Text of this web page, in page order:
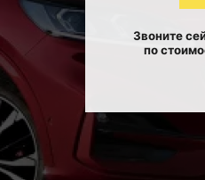
Звоните
по